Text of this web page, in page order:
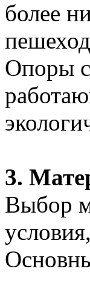
более
Опоры
3.
Выбор